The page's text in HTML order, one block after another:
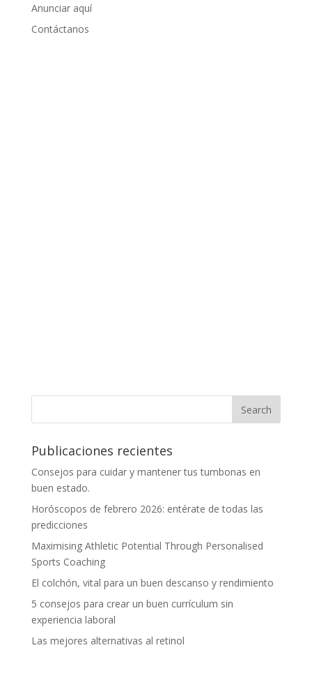
Anunciar aquí
Contáctanos
Publicaciones recientes
Consejos para cuidar y mantener tus tumbonas en
buen estado.
Horóscopos de febrero 2026: entérate de todas las
predicciones
Maximising Athletic Potential Through Personalised
Sports Coaching
El colchón, vital para un buen descanso y rendimiento
5 consejos para crear un buen currículum sin
experiencia laboral
Las mejores alternativas al retinol